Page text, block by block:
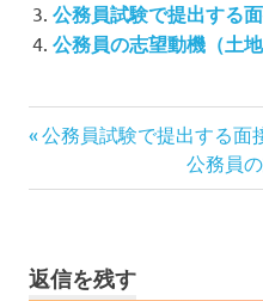
公務員試験で提出する
公務員の志望動機（土地
投
ナ
ゲ
前
記
公務員試験で提出する面
次
の
公務員
返信を残す